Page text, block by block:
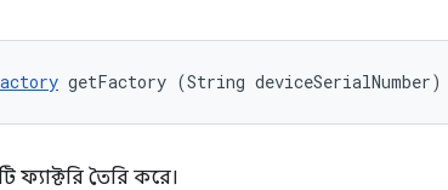
getFactory (String deviceSerialNumber)
ফ্যাক্টরি তৈরি করে।